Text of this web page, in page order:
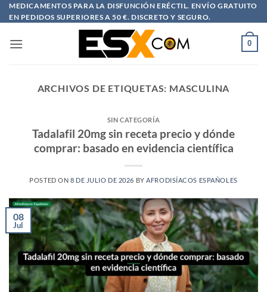
Saltar
al
MEDICAMENTOS PARA LA DISFUNCIÓN ERÉCTIL. ENVÍO GRATUITO
EN PEDIDOS SUPERIORES A 50 €. DISCRETO Y SEGURO.
0
ARCHIVOS DE ETIQUETAS: MASCULINA
SIN CATEGORÍA
Tadalafil 20mg sin receta precio y dónde
comprar: basado en evidencia científica
POSTED ON 8 DE JULIO DE 2026 BY AFRODISÍACOS ESPAÑOLES
08
Jul